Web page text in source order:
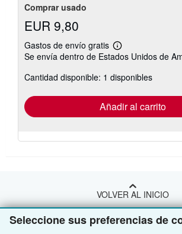
Seleccione sus preferencias de
Comprar usado
EUR 9,80
Gastos de envío gratis
Más
información
las
tarifas
envío
Se envía dentro de Estados Unidos de
Cantidad disponible: 1 disponibles
Añadir al carrito
VOLVER AL INICIO
Compre con nosotros